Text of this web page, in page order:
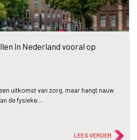
in Nederland vooral op
uitkomst van zorg, maar hangt nauw
de fysieke…
LEES VERDER